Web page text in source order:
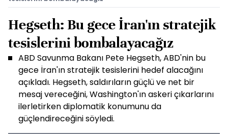
Hegseth: Bu gece İran'ın stratejik
tesislerini bombalayacağız
ABD Savunma Bakanı Pete Hegseth, ABD'nin bu
gece İran'ın stratejik tesislerini hedef alacağını
açıkladı. Hegseth, saldırıların güçlü ve net bir
mesaj vereceğini, Washington'ın askeri çıkarlarını
ilerletirken diplomatik konumunu da
güçlendireceğini söyledi.